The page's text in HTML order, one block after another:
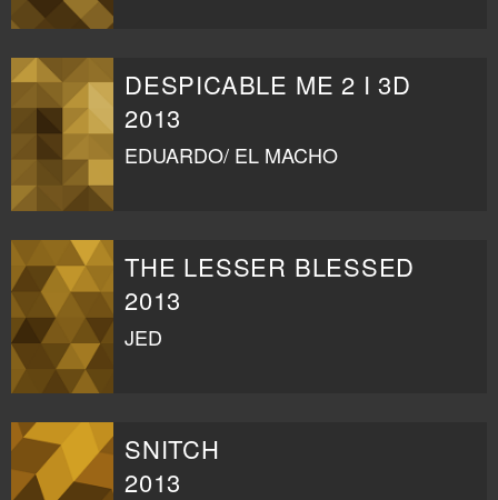
DESPICABLE ME 2 I 3D
2013
EDUARDO/ EL MACHO
THE LESSER BLESSED
2013
JED
SNITCH
2013